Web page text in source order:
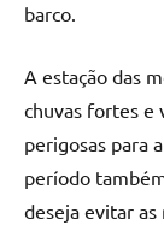
barco.
A estação das
chuvas fortes e
perigosas para
período
deseja evitar